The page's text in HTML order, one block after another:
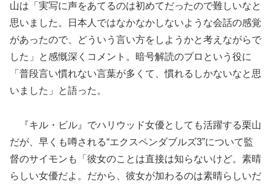
山は「実写に声をあてるのは初めてだったので難しいなと
思いました。日本人ではなかなかしないような会話の感覚
があったので、どういう言い方をしようかと考えながらで
した」と感慨深くコメント。暗号解読のプロという役に
「普段言い慣れない言葉が多くて、慣れるしかないなと思
いました」と語った。
『キル・ビル』でハリウッド女優としても活躍する栗山
だが、早くも噂される“エクスペンダブルズ3”について監
督のサイモンも「彼女のことは直接は知らないけど。素晴
らしい女優だよ。だから、彼女が加わるのは素晴らしいだ